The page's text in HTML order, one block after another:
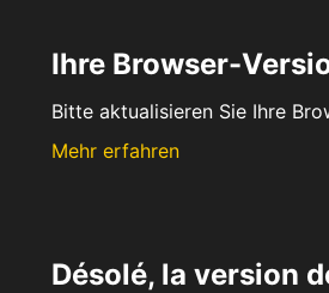
Ihre Browser-
Bitte aktualisieren Sie Ihre
Mehr erfahren
Désolé, la version